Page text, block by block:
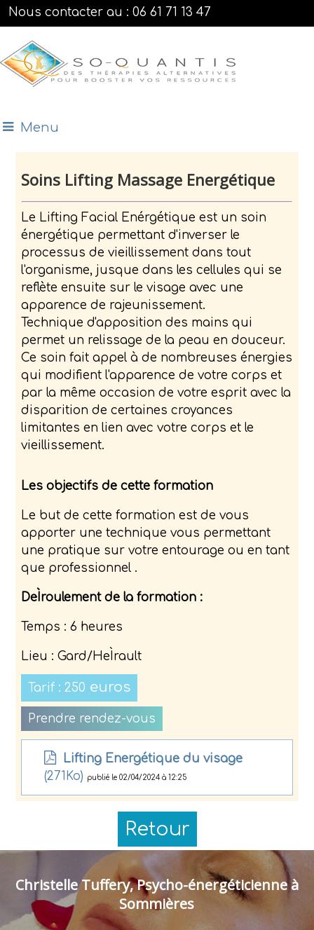
Nous contacter au : 06 61 71 13 47
Menu
Soins Lifting Massage Energétique
Le Lifting Facial Enérgétique est un soin
énergétique permettant d'inverser le
processus de vieillissement dans tout
l'organisme, jusque dans les cellules qui se
reflète ensuite sur le visage avec une
apparence de rajeunissement.
Technique d'apposition des mains qui
permet un relissage de la peau en douceur.
Ce soin fait appel à de nombreuses énergies
qui modifient l'apparence de votre corps et
par la même occasion de votre esprit avec la
disparition de certaines croyances
limitantes en lien avec votre corps et le
vieillissement.
Les objectifs de cette formation
Le but de cette formation est de vous
apporter une technique vous permettant
une pratique sur votre entourage ou en tant
que professionnel .
DeÌroulement de la formation :
Temps : 6 heures
Lieu :Gard/HeÌrault
Tarif : 250 euros
Prendre rendez-vous
Lifting Energétique du visage
(271Ko)
publié le 02/04/2024 à 12:25
Retour
Christelle Tuffery, Psycho-énergéticienne à
Sommières